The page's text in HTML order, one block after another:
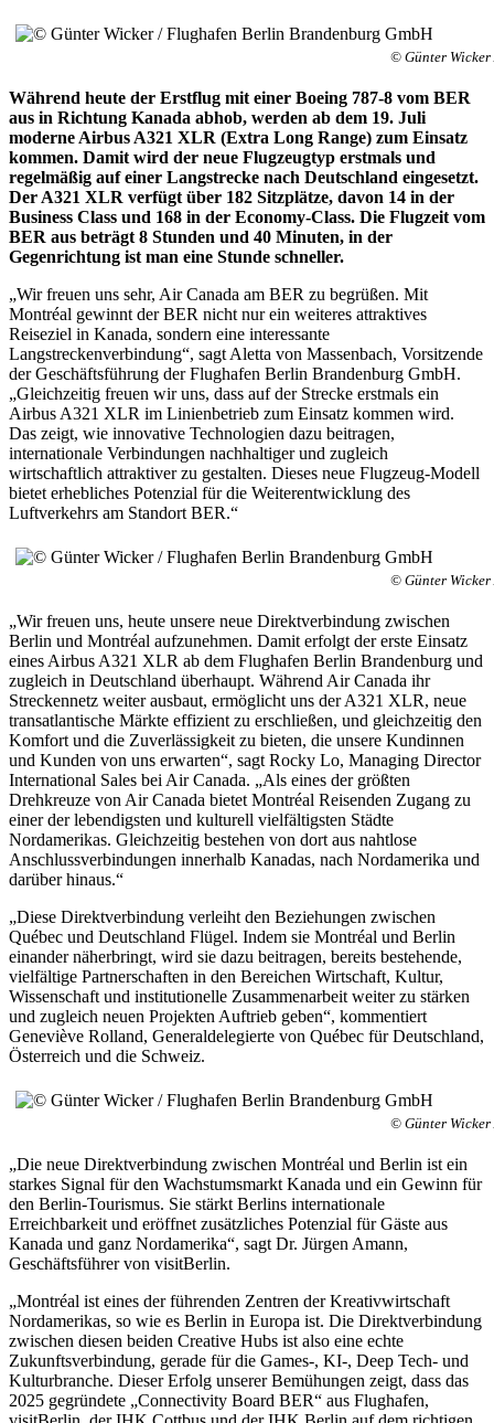
© Günter
Während heute der Erstflug mit einer Boeing 787-8 vom BER
aus in Richtung Kanada abhob, werden ab dem 19. Juli
moderne Airbus A321 XLR (Extra Long Range) zum Einsatz
kommen. Damit wird der neue Flugzeugtyp erstmals und
regelmäßig auf einer Langstrecke nach Deutschland eingesetzt.
Der A321 XLR verfügt über 182 Sitzplätze, davon 14 in der
Business Class und 168 in der Economy-Class. Die Flugzeit vom
BER aus beträgt 8 Stunden und 40 Minuten, in der
Gegenrichtung ist man eine Stunde schneller.
„Wir freuen uns sehr, Air Canada am BER zu begrüßen. Mit
Montréal gewinnt der BER nicht nur ein weiteres attraktives
Reiseziel in Kanada, sondern eine interessante
Langstreckenverbindung“, sagt Aletta von Massenbach, Vorsitzende
der Geschäftsführung der Flughafen Berlin Brandenburg GmbH.
„Gleichzeitig freuen wir uns, dass auf der Strecke erstmals ein
Airbus A321 XLR im Linienbetrieb zum Einsatz kommen wird.
Das zeigt, wie innovative Technologien dazu beitragen,
internationale Verbindungen nachhaltiger und zugleich
wirtschaftlich attraktiver zu gestalten. Dieses neue Flugzeug-Modell
bietet erhebliches Potenzial für die Weiterentwicklung des
Luftverkehrs am Standort BER.“
© Günter
„Wir freuen uns, heute unsere neue Direktverbindung zwischen
Berlin und Montréal aufzunehmen. Damit erfolgt der erste Einsatz
eines Airbus A321 XLR ab dem Flughafen Berlin Brandenburg und
zugleich in Deutschland überhaupt. Während Air Canada ihr
Streckennetz weiter ausbaut, ermöglicht uns der A321 XLR, neue
transatlantische Märkte effizient zu erschließen, und gleichzeitig den
Komfort und die Zuverlässigkeit zu bieten, die unsere Kundinnen
und Kunden von uns erwarten“, sagt Rocky Lo, Managing Director
International Sales bei Air Canada. „Als eines der größten
Drehkreuze von Air Canada bietet Montréal Reisenden Zugang zu
einer der lebendigsten und kulturell vielfältigsten Städte
Nordamerikas. Gleichzeitig bestehen von dort aus nahtlose
Anschlussverbindungen innerhalb Kanadas, nach Nordamerika und
darüber hinaus.“
„Diese Direktverbindung verleiht den Beziehungen zwischen
Québec und Deutschland Flügel. Indem sie Montréal und Berlin
einander näherbringt, wird sie dazu beitragen, bereits bestehende,
vielfältige Partnerschaften in den Bereichen Wirtschaft, Kultur,
Wissenschaft und institutionelle Zusammenarbeit weiter zu stärken
und zugleich neuen Projekten Auftrieb geben“, kommentiert
Geneviève Rolland, Generaldelegierte von Québec für Deutschland,
Österreich und die Schweiz.
© Günter
„Die neue Direktverbindung zwischen Montréal und Berlin ist ein
starkes Signal für den Wachstumsmarkt Kanada und ein Gewinn für
den Berlin-Tourismus. Sie stärkt Berlins internationale
Erreichbarkeit und eröffnet zusätzliches Potenzial für Gäste aus
Kanada und ganz Nordamerika“, sagt Dr. Jürgen Amann,
Geschäftsführer von visitBerlin.
„Montréal ist eines der führenden Zentren der Kreativwirtschaft
Nordamerikas, so wie es Berlin in Europa ist. Die Direktverbindung
zwischen diesen beiden Creative Hubs ist also eine echte
Zukunftsverbindung, gerade für die Games-, KI-, Deep Tech- und
Kulturbranche. Dieser Erfolg unserer Bemühungen zeigt, dass das
2025 gegründete „Connectivity Board BER“ aus Flughafen,